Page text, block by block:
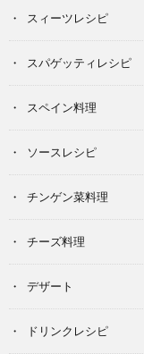
スィーツレシピ
スパゲッティレシピ
スペイン料理
ソースレシピ
チンゲン菜料理
チーズ料理
デザート
ドリンクレシピ